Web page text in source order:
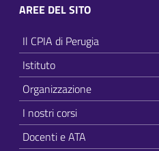
AREE DEL SITO
Il CPIA di Perugia
Istituto
Organizzazione
I nostri corsi
Docenti e ATA